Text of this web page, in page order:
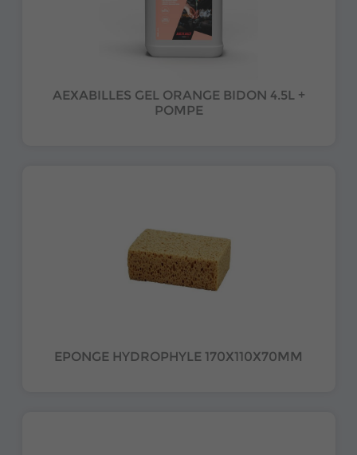
AEXABILLES GEL ORANGE BIDON 4.5L +
POMPE
EPONGE HYDROPHYLE 170X110X70MM